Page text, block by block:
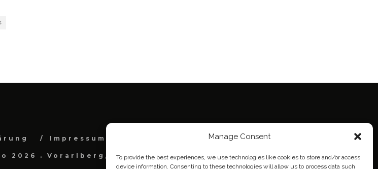
Manage Consent
To provide the best experiences, we use technologies like cookies to store and/or access
device information. Consenting to these technologies will allow us to process data such
Impressum Cookie Policy (EU)
2026 . Vorarlberg, Österreich